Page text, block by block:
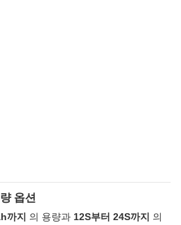
옵션
까지 의 용량과 12S부터 24S까지 의